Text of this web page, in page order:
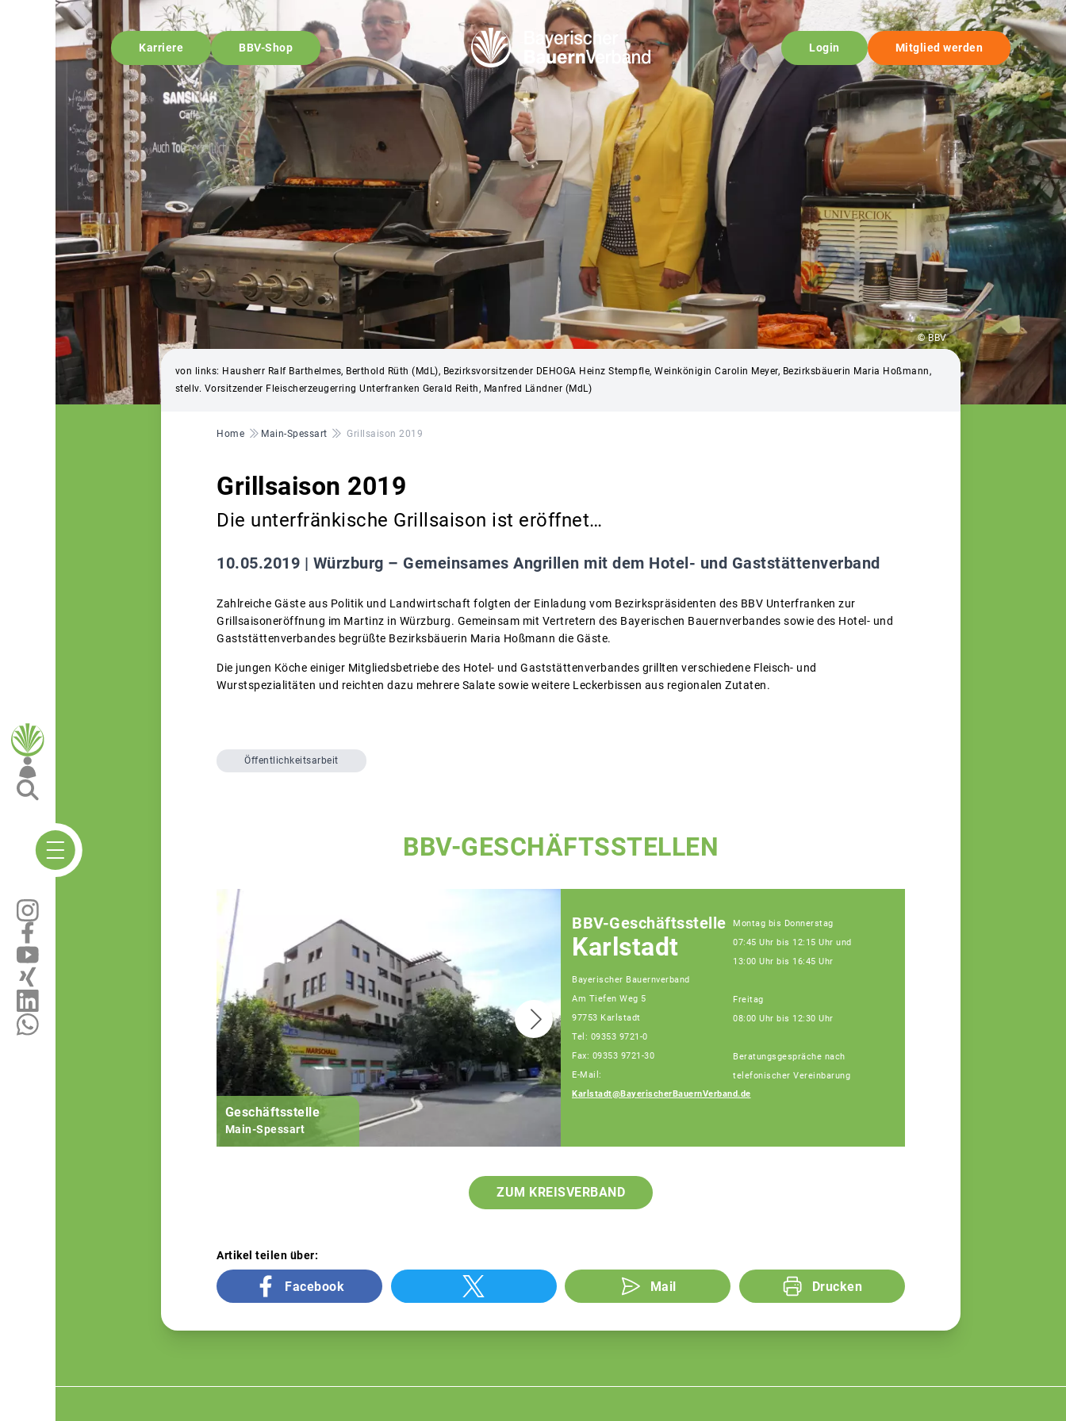
Karriere BBV-Shop Login Mitglied werden
© BBV
von links: Hausherr Ralf Barthelmes, Berthold Rüth (MdL), Bezirksvorsitzender DEHOGA Heinz Stempfle, Weinkönigin Carolin Meyer, Bezirksbäuerin Maria Hoßmann,
stellv. Vorsitzender Fleischerzeugerring Unterfranken Gerald Reith, Manfred Ländner (MdL)
Pfadnavigation
Home Main-Spessart Grillsaison 2019
Grillsaison 2019
Die unterfränkische Grillsaison ist eröffnet…
10.05.2019 | Würzburg – Gemeinsames Angrillen mit dem Hotel- und Gaststättenverband
Zahlreiche Gäste aus Politik und Landwirtschaft folgten der Einladung vom Bezirkspräsidenten des BBV Unterfranken zur
Grillsaisoneröffnung im Martinz in Würzburg. Gemeinsam mit Vertretern des Bayerischen Bauernverbandes sowie des Hotel- und
Gaststättenverbandes begrüßte Bezirksbäuerin Maria Hoßmann die Gäste.
Die jungen Köche einiger Mitgliedsbetriebe des Hotel- und Gaststättenverbandes grillten verschiedene Fleisch- und
Wurstspezialitäten und reichten dazu mehrere Salate sowie weitere Leckerbissen aus regionalen Zutaten.
Öffentlichkeitsarbeit
BBV-GESCHÄFTSSTELLEN
Geschäftsstelle
Main-Spessart
BBV-Geschäftsstelle
Karlstadt
Bayerischer Bauernverband
Am Tiefen Weg 5
97753 Karlstadt
Tel: 09353 9721-0
Fax: 09353 9721-30
E-Mail:
Karlstadt@BayerischerBauernVerband.de
Montag bis Donnerstag
07:45 Uhr bis 12:15 Uhr und
13:00 Uhr bis 16:45 Uhr
Freitag
08:00 Uhr bis 12:30 Uhr
Beratungsgespräche nach
telefonischer Vereinbarung
ZUM KREISVERBAND
Artikel teilen über:
Facebook Mail Drucken